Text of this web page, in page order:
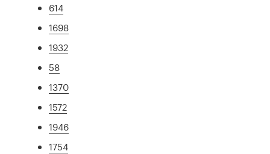
614
1698
1932
58
1370
1572
1946
1754